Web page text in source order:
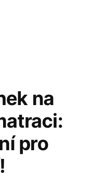
na
pro